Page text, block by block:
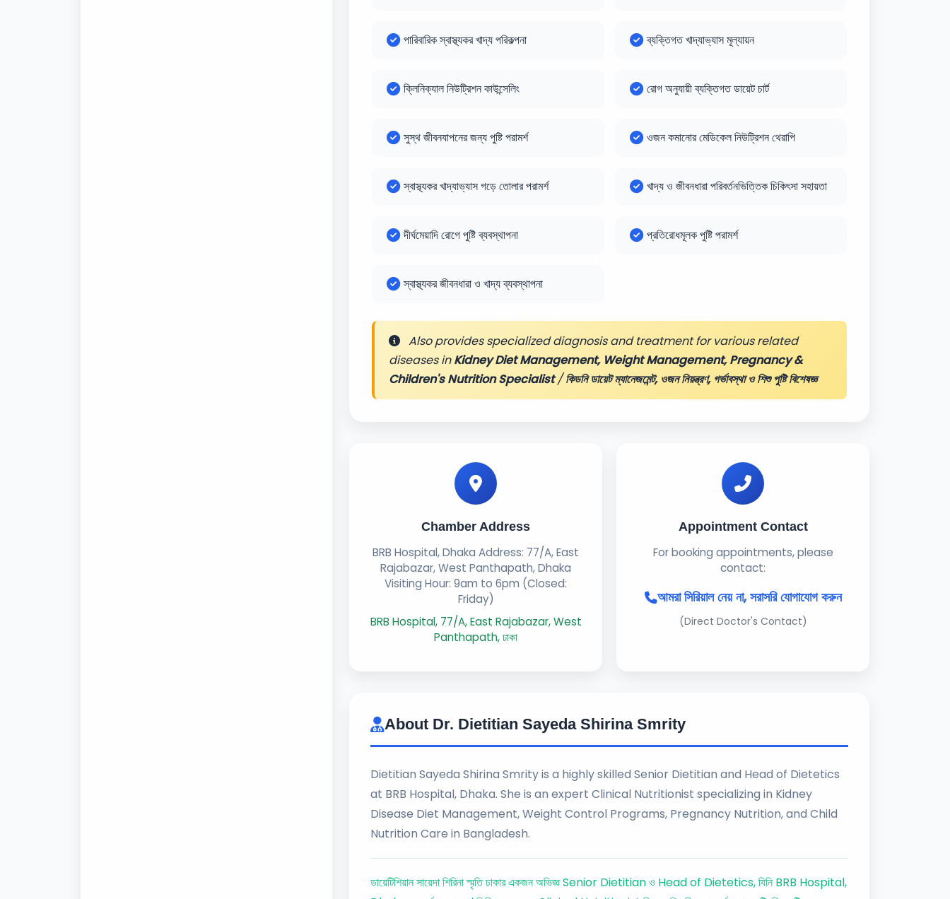
পারিবারিক স্বাস্থ্যকর খাদ্য পরিকল্পনা ব্যক্তিগত খাদ্যাভ্যাস মূল্যায়ন
ক্লিনিক্যাল নিউট্রিশন কাউন্সেলিং রোগ অনুযায়ী ব্যক্তিগত ডায়েট চার্ট
সুস্থ জীবনযাপনের জন্য পুষ্টি পরামর্শ ওজন কমানোর মেডিকেল নিউট্রিশন থেরাপি
স্বাস্থ্যকর খাদ্যাভ্যাস গড়ে তোলার পরামর্শ খাদ্য ও জীবনধারা পরিবর্তনভিত্তিক চিকিৎসা সহায়তা
দীর্ঘমেয়াদি রোগে পুষ্টি ব্যবস্থাপনা প্রতিরোধমূলক পুষ্টি পরামর্শ
স্বাস্থ্যকর জীবনধারা ও খাদ্য ব্যবস্থাপনা
Also provides specialized diagnosis and treatment for various related
diseases inKidney Diet Management, Weight Management, Pregnancy &
Children's Nutrition Specialist/কিডনি ডায়েট ম্যানেজমেন্ট, ওজন নিয়ন্ত্রণ, গর্ভাবস্থা ও শিশু পুষ্টি বিশেষজ্ঞ
Chamber Address
BRB Hospital, Dhaka Address: 77/A, East
Rajabazar, West Panthapath, Dhaka
Visiting Hour: 9am to 6pm (Closed:
Friday)
BRB Hospital, 77/A, East Rajabazar, West
Panthapath, ঢাকা
Appointment Contact
For booking appointments, please
contact:
আমরা সিরিয়াল নেয় না, সরাসরি যোগাযোগ করুন
(Direct Doctor's Contact)
About Dr. Dietitian Sayeda Shirina Smrity
Dietitian Sayeda Shirina Smrity is a highly skilled Senior Dietitian and Head of Dietetics
at BRB Hospital, Dhaka. She is an expert Clinical Nutritionist specializing in Kidney
Disease Diet Management, Weight Control Programs, Pregnancy Nutrition, and Child
Nutrition Care in Bangladesh.
ডায়েটিশিয়ান সায়েদা শিরিনা স্মৃতি ঢাকার একজন অভিজ্ঞ Senior Dietitian ও Head of Dietetics, যিনি BRB Hospital,